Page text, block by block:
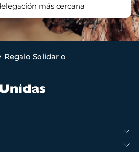
más cercana
Regalo Solidario